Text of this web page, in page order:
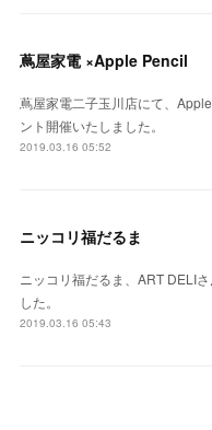
蔦屋家電 ×Apple Pencil
蔦屋家電二子玉川店にて、
ント開催いたしました。
2019.03.16 05:52
ニッコリ福だるま
ニッコリ福だるま、ART DELI
した。
2019.03.16 05:43